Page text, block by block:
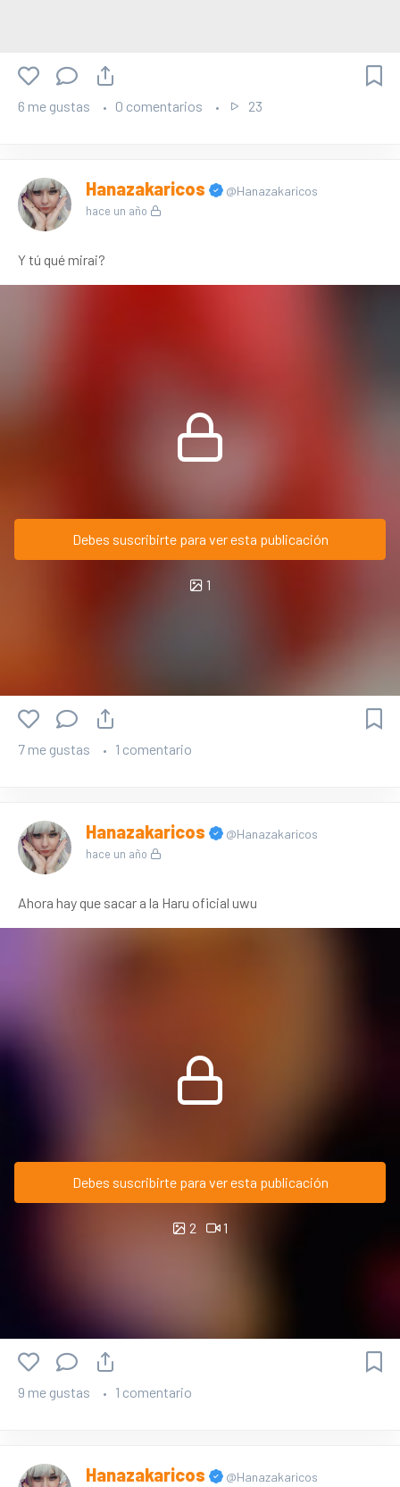
6 me gustas 0 comentarios 23
Hanazakaricos @Hanazakaricos
hace un año
Y tú qué mirai?
Debes suscribirte para ver esta publicación
1
7 me gustas 1 comentario
Hanazakaricos @Hanazakaricos
hace un año
Ahora hay que sacar a la Haru oficial uwu
Debes suscribirte para ver esta publicación
2 1
9 me gustas 1 comentario
Hanazakaricos @Hanazakaricos